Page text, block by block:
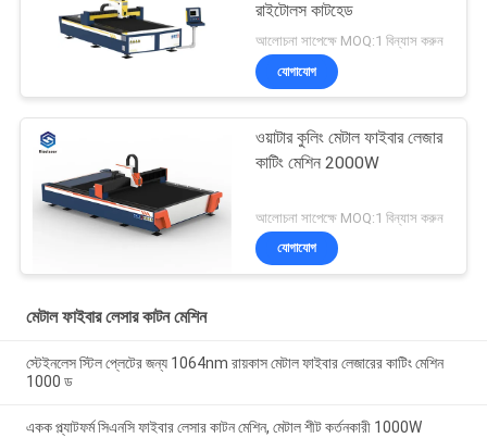
রাইটোলস কাটহেড
আলোচনা সাপেক্ষে MOQ:1 বিন্যাস করুন
যোগাযোগ
ওয়াটার কুলিং মেটাল ফাইবার লেজার
কাটিং মেশিন 2000W
আলোচনা সাপেক্ষে MOQ:1 বিন্যাস করুন
যোগাযোগ
মেটাল ফাইবার লেসার কাটন মেশিন
স্টেইনলেস স্টিল প্লেটের জন্য 1064nm রায়কাস মেটাল ফাইবার লেজারের কাটিং মেশিন
1000 ড
একক প্ল্যাটফর্ম সিএনসি ফাইবার লেসার কাটন মেশিন, মেটাল শীট কর্তনকারী 1000W